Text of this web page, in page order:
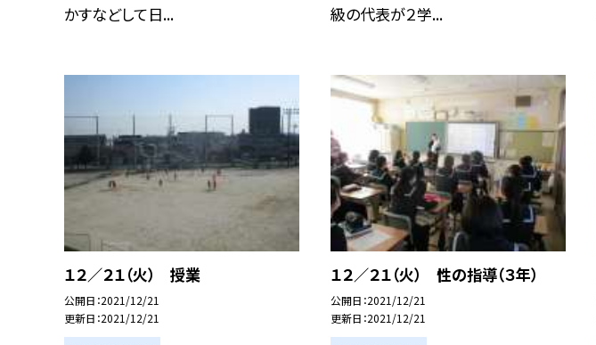
かすなどして日...
級の代表が２学...
１２／２１（火） 授業
公開日 2021/12/21
更新日 2021/12/21
１２／２１（火） 性の指導（３年）
公開日 2021/12/21
更新日 2021/12/21